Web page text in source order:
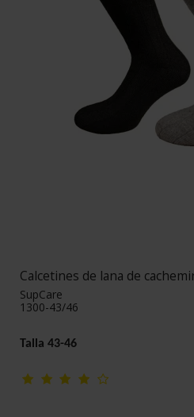
Calcetines de lana de
SupCare
1300-43/46
Talla 43-46